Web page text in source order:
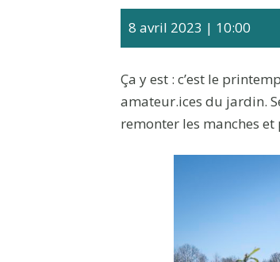
8 avril 2023 | 10:00
Ça y est : c’est le
amateur.ices du jardin.
remonter les manches